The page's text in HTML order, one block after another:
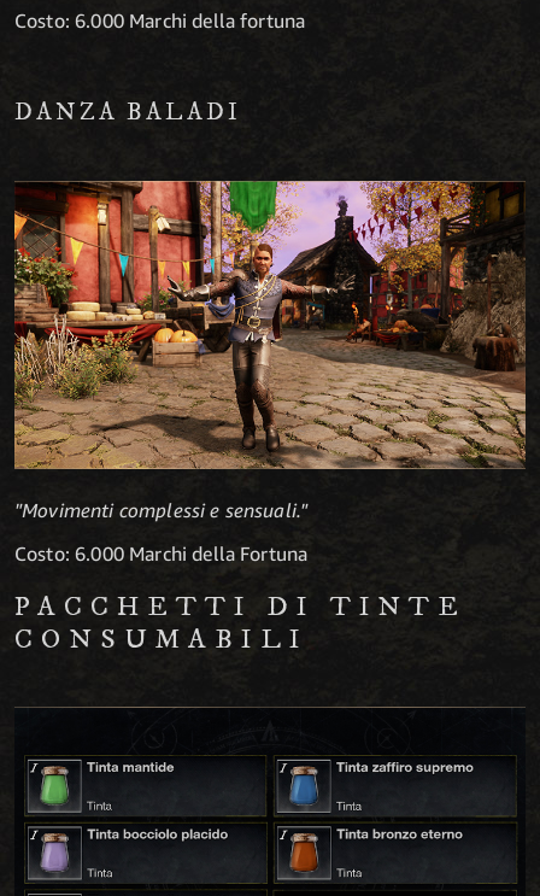
Costo: 6.000 Marchi della fortuna
DANZA BALADI
"Movimenti complessi e sensuali."
Costo: 6.000 Marchi della Fortuna
PACCHETTI DI TINTE
CONSUMABILI